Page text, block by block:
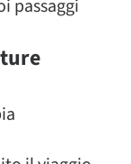
passaggi